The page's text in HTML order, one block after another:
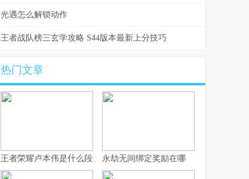
光遇怎么解锁动作
王者战队榜三玄学攻略 S44版本最新上分技巧
热门文章
王者荣耀卢本伟是什么段位 从数据看卢本伟的实战定位与上限
永劫无间绑定奖励在哪